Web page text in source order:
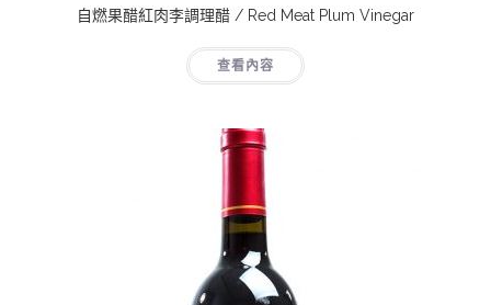
自燃果醋紅肉李調理醋 / Red Meat Plum Vinegar
查看內容